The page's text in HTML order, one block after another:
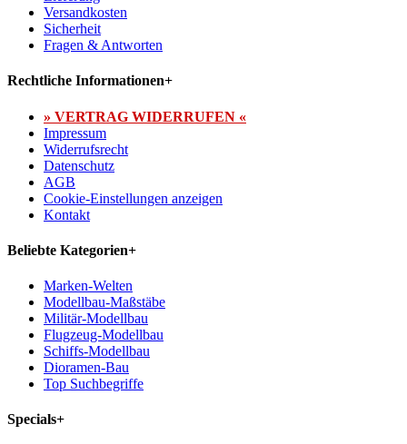
Versandkosten
Sicherheit
Fragen & Antworten
Rechtliche Informationen+
» VERTRAG WIDERRUFEN «
Impressum
Widerrufsrecht
Datenschutz
AGB
Cookie-Einstellungen anzeigen
Kontakt
Beliebte Kategorien+
Marken-Welten
Modellbau-Maßstäbe
Militär-Modellbau
Flugzeug-Modellbau
Schiffs-Modellbau
Dioramen-Bau
Top Suchbegriffe
Specials+